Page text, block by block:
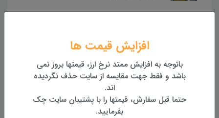
محصولات مرتبط
افزایش قیمت ها
باتوجه به افزایش ممتد نرخ ارز، قیمتها بروز نمی
باشد و فقط جهت مقایسه از سایت حذف نگردیده
اند.
حتما قبل سفارش، قیمتها را با پشتیبان سایت چک
بفرمایید.